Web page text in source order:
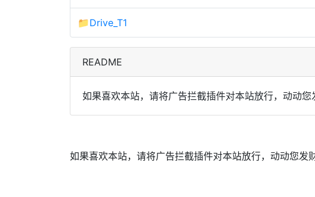
📁Drive_T1
README
如果喜欢本站，请将广告拦截插件对本站放行，动动
如果喜欢本站，请将广告拦截插件对本站放行，动动您